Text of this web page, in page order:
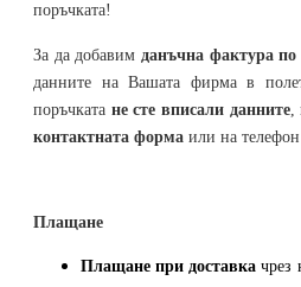
поръчката!
За да добавим данъчна фактура
данните на Вашата фирма в
поръчката не сте вписали данните,
контактната форма или на телефон
Плащане
Плащане при доставка чрез